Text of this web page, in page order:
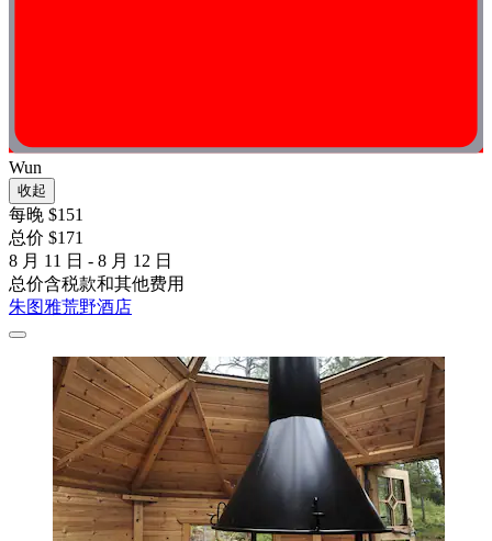
Wun
收起
每晚 $151
总价 $171
8 月 11 日 - 8 月 12 日
总价含税款和其他费用
朱图雅荒野酒店